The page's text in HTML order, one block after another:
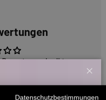
Bewertung schreibt
Datenschutzbestimmungen